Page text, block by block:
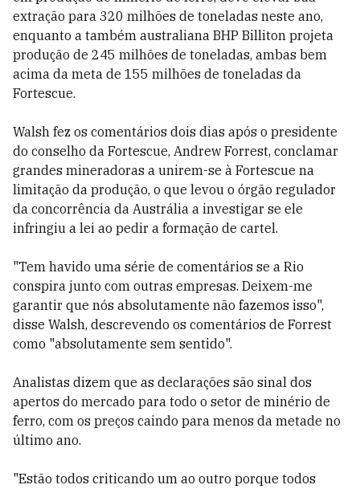
extração para 320 milhões de toneladas neste ano,
enquanto a também australiana BHP Billiton projeta
produção de 245 milhões de toneladas, ambas bem
acima da meta de 155 milhões de toneladas da
Fortescue.
Walsh fez os comentários dois dias após o presidente
do conselho da Fortescue, Andrew Forrest, conclamar
grandes mineradoras a unirem-se à Fortescue na
limitação da produção, o que levou o órgão regulador
da concorrência da Austrália a investigar se ele
infringiu a lei ao pedir a formação de cartel.
"Tem havido uma série de comentários se a Rio
conspira junto com outras empresas. Deixem-me
garantir que nós absolutamente não fazemos isso",
disse Walsh, descrevendo os comentários de Forrest
como "absolutamente sem sentido".
Analistas dizem que as declarações são sinal dos
apertos do mercado para todo o setor de minério de
ferro, com os preços caindo para menos da metade no
último ano.
"Estão todos criticando um ao outro porque todos